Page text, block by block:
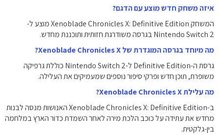
איזה משחק חדש מוצע עם הדגם?
המשחק Xenoblade Chronicles X: Definitive Edition מוצע ל-
Nintendo Switch 2 בגרסה משודרגת חזותית ותוכננת מחדש.
מה מיוחד בגרסה המוגדרת של Xenoblade Chronicles X?
גרסת ה-Definitive Edition ל-Nintendo Switch 2 כוללת גרפיקה
משופרת, תוכן חדש ופרקי סיפור נוספים שמעמיקים את העלילה.
מה עלילת Xenoblade Chronicles X?
ב-Xenoblade Chronicles X: Definitive Edition האנושות מנסה לבנות
מחדש את עתידה על כוכב הלכת מירה לאחר השמדת כדור הארץ במלחמה
בין-גלקטית.